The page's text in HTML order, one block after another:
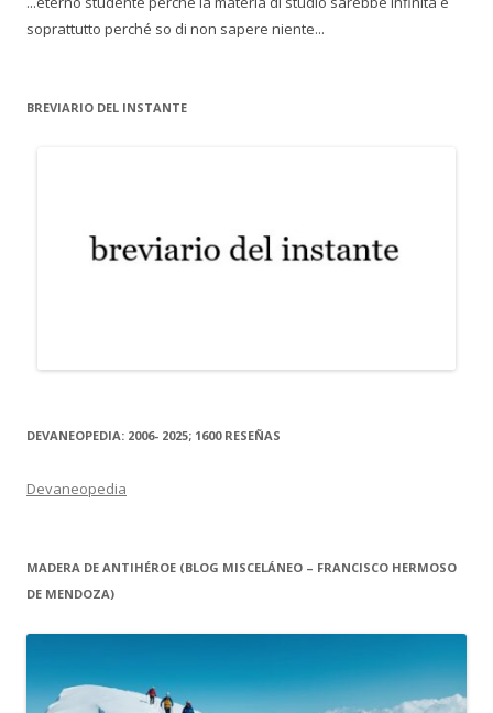
soprattutto perché so di non sapere niente...
BREVIARIO DEL INSTANTE
DEVANEOPEDIA: 2006- 2025; 1600 RESEÑAS
Devaneopedia
MADERA DE ANTIHÉROE (BLOG MISCELÁNEO – FRANCISCO HERMOSO
DE MENDOZA)